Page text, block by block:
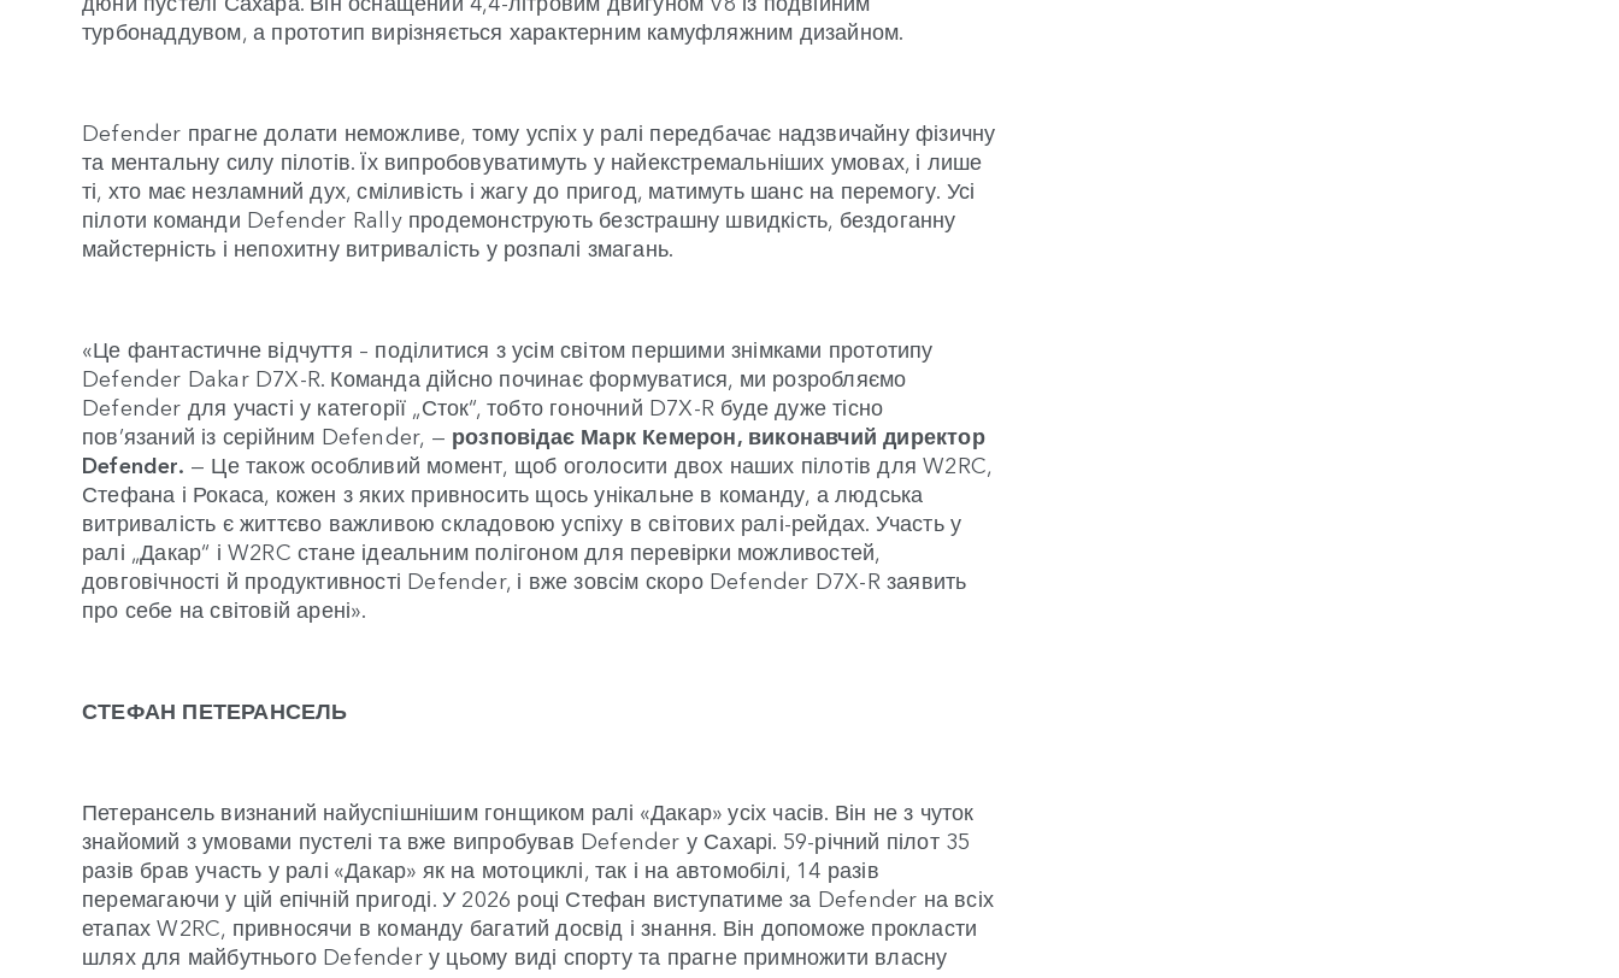
турбонаддувом, а прототип вирізняється характерним камуфляжним дизайном.
Defender прагне долати неможливе, тому успіх у ралі передбачає надзвичайну фізичну
та ментальну силу пілотів. Їх випробовуватимуть у найекстремальніших умовах, і лише
ті, хто має незламний дух, сміливість і жагу до пригод, матимуть шанс на перемогу. Усі
пілоти команди Defender Rally продемонструють безстрашну швидкість, бездоганну
майстерність і непохитну витривалість у розпалі змагань.
«Це фантастичне відчуття – поділитися з усім світом першими знімками прототипу
Defender Dakar D7X-R. Команда дійсно починає формуватися, ми розробляємо
Defender для участі у категорії „Сток“, тобто гоночний D7X-R буде дуже тісно
пов’язаний із серійним Defender, — розповідає Марк Кемерон, виконавчий директор
Defender. — Це також особливий момент, щоб оголосити двох наших пілотів для W2RC,
Стефана і Рокаса, кожен з яких привносить щось унікальне в команду, а людська
витривалість є життєво важливою складовою успіху в світових ралі-рейдах. Участь у
ралі „Дакар“ і W2RC стане ідеальним полігоном для перевірки можливостей,
довговічності й продуктивності Defender, і вже зовсім скоро Defender D7X-R заявить
про себе на світовій арені».
СТЕФАН ПЕТЕРАНСЕЛЬ
Петерансель визнаний найуспішнішим гонщиком ралі «Дакар» усіх часів. Він не з чуток
знайомий з умовами пустелі та вже випробував Defender у Сахарі. 59-річний пілот 35
разів брав участь у ралі «Дакар» як на мотоциклі, так і на автомобілі, 14 разів
перемагаючи у цій епічній пригоді. У 2026 році Стефан виступатиме за Defender на всіх
етапах W2RC, привносячи в команду багатий досвід і знання. Він допоможе прокласти
шлях для майбутнього Defender у цьому виді спорту та прагне примножити власну